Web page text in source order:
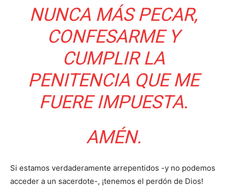
NUNCA MÁS PECAR,
CONFESARME Y
CUMPLIR LA
PENITENCIA QUE ME
FUERE IMPUESTA.
AMÉN.
Si estamos verdaderamente arrepentidos -y no podemos
acceder a un sacerdote-, ¡tenemos el perdón de Dios!